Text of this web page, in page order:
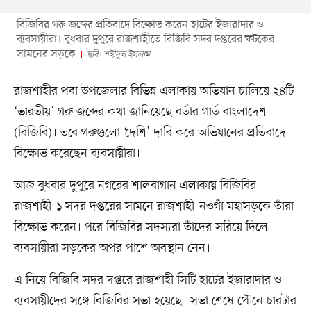
বিজিবির গরু জব্দের প্রতিবাদে বিক্ষোভ করেন হাটের ইজারাদার ও
ব্যবসায়ীরা। বুধবার দুপুরে রাজশাহীতে বিজিবি সদর দপ্তরের ফটকের
সামনের সড়কে
ছবি: শহীদুল ইসলাম
রাজশাহীর পবা উপজেলার বিভিন্ন এলাকায় অভিযান চালিয়ে ২৪টি
‘ভারতীয়’ গরু জব্দের কথা জানিয়েছে বর্ডার গার্ড বাংলাদেশ
(বিজিবি)। তবে গরুগুলো ‘দেশি’ দাবি করে অভিযানের প্রতিবাদে
বিক্ষোভ করেছেন ব্যবসায়ীরা।
আজ বুধবার দুপুরে নগরের শালবাগান এলাকায় বিজিবির
রাজশাহী-১ সদর দপ্তরের সামনে রাজশাহী-নওগাঁ মহাসড়কে তাঁরা
বিক্ষোভ করেন। পরে বিজিবির সদস্যরা তাঁদের সরিয়ে দিলে
ব্যবসায়ীরা সড়কের অপর পাশে অবস্থান নেন।
এ নিয়ে বিজিবি সদর দপ্তরে রাজশাহী সিটি হাটের ইজারাদার ও
ব্যবসায়ীদের সঙ্গে বিজিবির সভা হয়েছে। সভা শেষে পৌনে চারটার